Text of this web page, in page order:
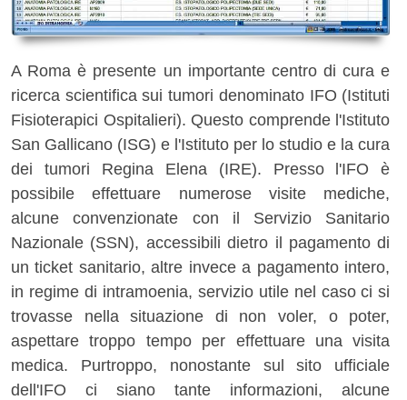
A Roma è presente un importante centro di cura e
ricerca scientifica sui tumori denominato IFO (Istituti
Fisioterapici Ospitalieri). Questo comprende l'Istituto
San Gallicano (ISG) e l'Istituto per lo studio e la cura
dei tumori Regina Elena (IRE). Presso l'IFO è
possibile effettuare numerose visite mediche,
alcune convenzionate con il Servizio Sanitario
Nazionale (SSN), accessibili dietro il pagamento di
un ticket sanitario, altre invece a pagamento intero,
in regime di intramoenia, servizio utile nel caso ci si
trovasse nella situazione di non voler, o poter,
aspettare troppo tempo per effettuare una visita
medica. Purtroppo, nonostante sul sito ufficiale
dell'IFO ci siano tante informazioni, alcune